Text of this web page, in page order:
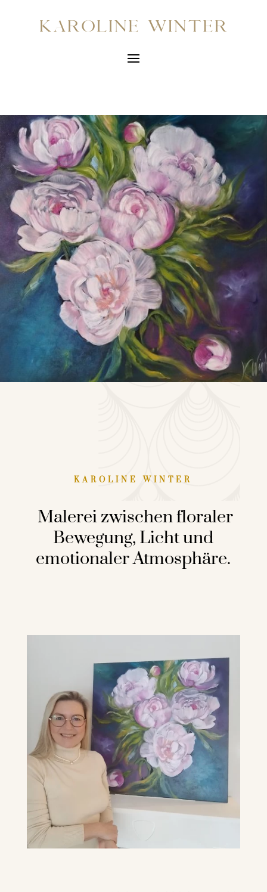
Karoline Winter
KAROLINE WINTER
Malerei zwischen floraler
Bewegung, Licht und
emotionaler Atmosphäre.